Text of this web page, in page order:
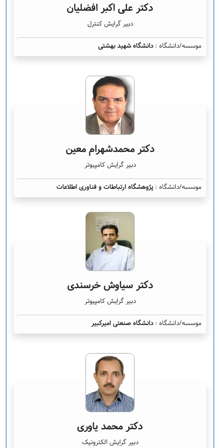
دکتر علی اکبر افضلیان
دبیر گرایش کنترل
موسسه/دانشگاه : دانشگاه شهید بهشتی
دکتر محمدشهرام معین
دبیر گرایش کامپیوتر
موسسه/دانشگاه : پژوهشگاه ارتباطات و فناوری اطلاعات
دکتر سیاوش خرسندی
دبیر گرایش کامپیوتر
موسسه/دانشگاه : دانشگاه صنعتی امیرکبیر
دکتر محمد یاوری
دبیر گرایش الکترونیک